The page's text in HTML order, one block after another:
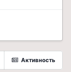
Активность